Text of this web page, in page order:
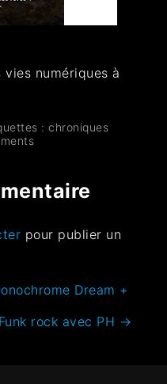
numériques à
:chroniques
pour publier un
Dream +
rock avec PH →